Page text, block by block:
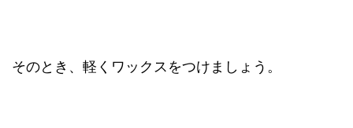
そのとき、軽くワックスをつけましょう。